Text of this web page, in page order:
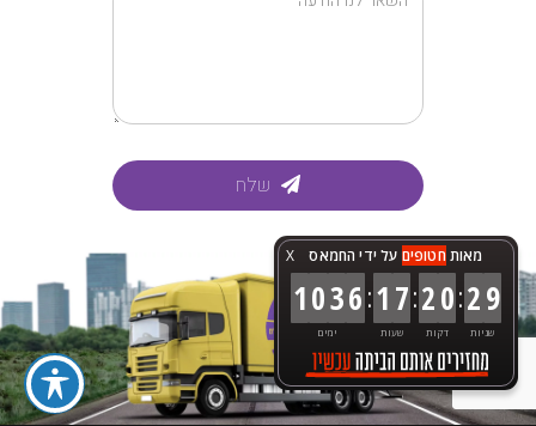
X מאותחטופים על ידי החמאס
1036
ימים
:17
שעות
:20
דקות
:31
שניות
שלח